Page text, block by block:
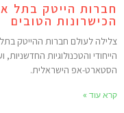
הייטק בתל
הטובים
לעולם חברות ההייטק בתל
והטכנולוגיות החדשניות,
אפ הישראלית.
עוד »